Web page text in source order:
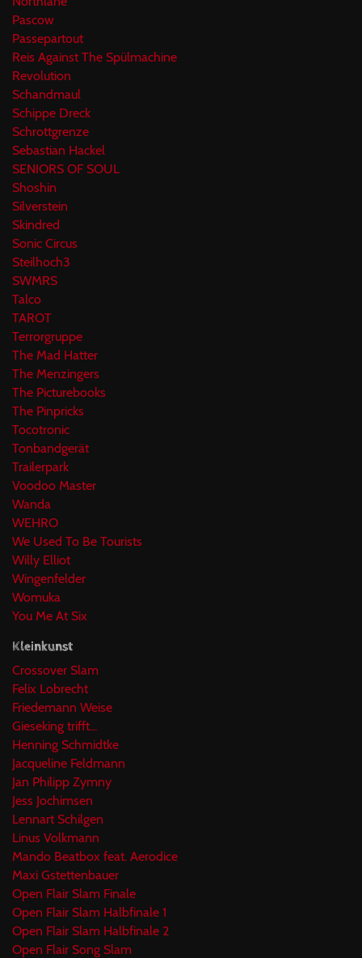
Pascow
Passepartout
Reis Against The Spülmachine
Revolution
Schandmaul
Schippe Dreck
Schrottgrenze
Sebastian Hackel
SENIORS OF SOUL
Shoshin
Silverstein
Skindred
Sonic Circus
Steilhoch3
SWMRS
Talco
TAROT
Terrorgruppe
The Mad Hatter
The Menzingers
The Picturebooks
The Pinpricks
Tocotronic
Tonbandgerät
Trailerpark
Voodoo Master
Wanda
WEHRO
We Used To Be Tourists
Willy Elliot
Wingenfelder
Womuka
You Me At Six
Kleinkunst
Crossover Slam
Felix Lobrecht
Friedemann Weise
Gieseking trifft...
Henning Schmidtke
Jacqueline Feldmann
Jan Philipp Zymny
Jess Jochimsen
Lennart Schilgen
Linus Volkmann
Mando Beatbox feat. Aerodice
Maxi Gstettenbauer
Open Flair Slam Finale
Open Flair Slam Halbfinale 1
Open Flair Slam Halbfinale 2
Open Flair Song Slam